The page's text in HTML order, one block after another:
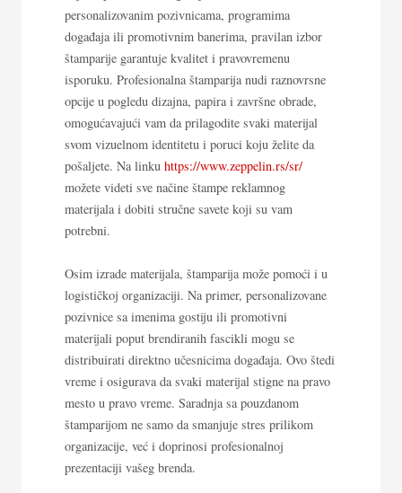
personalizovanim pozivnicama, programima
događaja ili promotivnim banerima, pravilan izbor
štamparije garantuje kvalitet i pravovremenu
isporuku. Profesionalna štamparija nudi raznovrsne
opcije u pogledu dizajna, papira i završne obrade,
omogućavajući vam da prilagodite svaki materijal
svom vizuelnom identitetu i poruci koju želite da
pošaljete. Na linku https://www.zeppelin.rs/sr/
možete videti sve načine štampe reklamnog
materijala i dobiti stručne savete koji su vam
potrebni.
Osim izrade materijala, štamparija može pomoći i u
logističkoj organizaciji. Na primer, personalizovane
pozivnice sa imenima gostiju ili promotivni
materijali poput brendiranih fascikli mogu se
distribuirati direktno učesnicima događaja. Ovo štedi
vreme i osigurava da svaki materijal stigne na pravo
mesto u pravo vreme. Saradnja sa pouzdanom
štamparijom ne samo da smanjuje stres prilikom
organizacije, već i doprinosi profesionalnoj
prezentaciji vašeg brenda.